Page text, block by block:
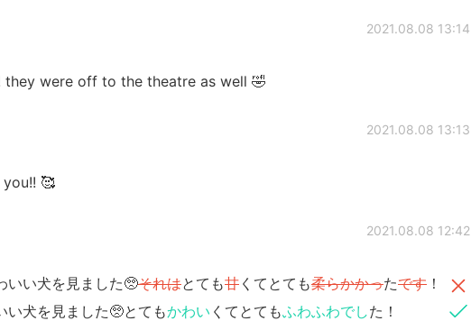
2021.08.08 13:14
they were off to the theatre as well 🤣
2021.08.08 13:13
🥰
2021.08.08 12:42
いい犬を見ました🥺それはとても甘 くてとても柔らかかったです ！
い犬を見ました🥺とてもかわい くてとてもふわふわでした！